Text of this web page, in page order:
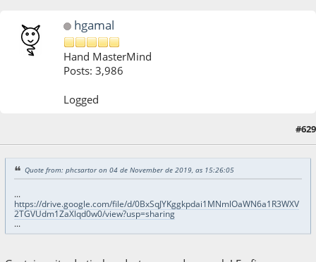
hgamal
Hand MasterMind
Posts: 3,986
Logged
#629
Quote from: phcsartor on 04 de November de 2019, as 15:26:05
...
https://drive.google.com/file/d/0BxSqJYKggkpdai1MNmlOaWN6a1R3WXV
2TGVUdm1ZaXlqd0w0/view?usp=sharing
...